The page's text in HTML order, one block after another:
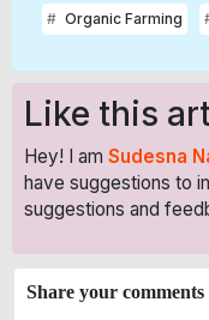
Organic Farming
Like this
Hey! I am Sudesna
have suggestions to
suggestions and
Share your comments